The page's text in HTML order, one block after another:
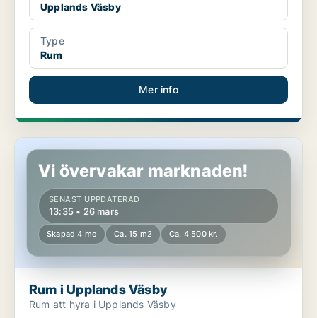
Upplands Väsby
Type
Rum
Mer info
Rum i Upplands Väsby
Vi övervakar marknaden!
SENAST UPPDATERAD
13:35 • 26 mars
Skapad 4 mo Ca. 15 m2 Ca. 4 500 kr.
Rum i Upplands Väsby
Rum att hyra i Upplands Väsby